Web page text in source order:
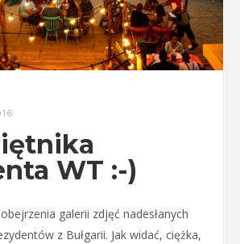
WT :-)
galerii zdjęć nadesłanych
z Bułgarii. Jak widać, ciężka,